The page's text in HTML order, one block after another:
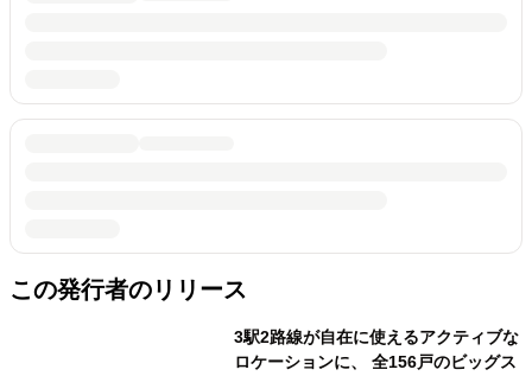
この発行者のリリース
3駅2路線が自在に使えるアクティブな
ロケーションに、 全156戸のビッグス